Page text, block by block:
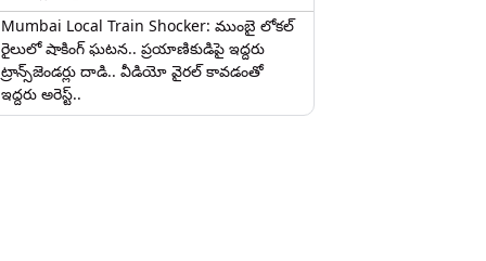
Mumbai Local Train Shocker: ముంబై లోకల్
రైలులో షాకింగ్ ఘటన.. ప్రయాణికుడిపై ఇద్దరు
ట్రాన్స్‌జెండర్లు దాడి.. వీడియో వైరల్ కావడంతో
ఇద్దరు అరెస్ట్..